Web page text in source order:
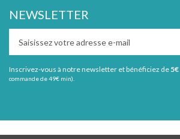
NEWSLETTER
Inscrivez-vous à notre newsletter et bénéficiez de 5€
commande de 49€ min).
Tous droits réservés Ma plus belle déco